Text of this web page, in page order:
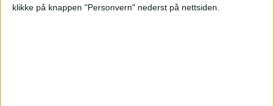
klikke på knappen "Personvern" nederst på nettsiden.